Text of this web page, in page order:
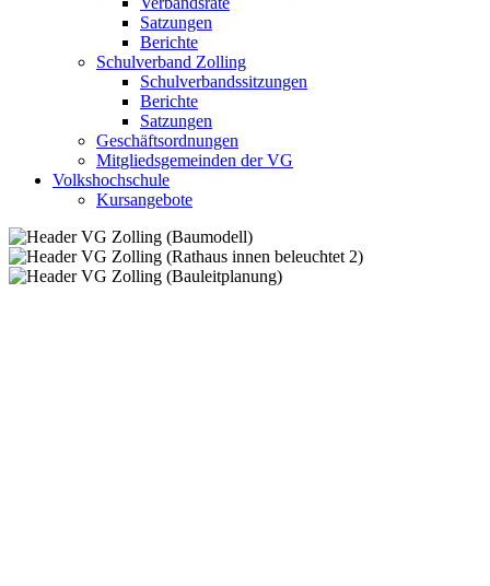
Satzungen
Berichte
Schulverband Zolling
Schulverbandssitzungen
Berichte
Satzungen
Geschäftsordnungen
Mitgliedsgemeinden der VG
Volkshochschule
Kursangebote